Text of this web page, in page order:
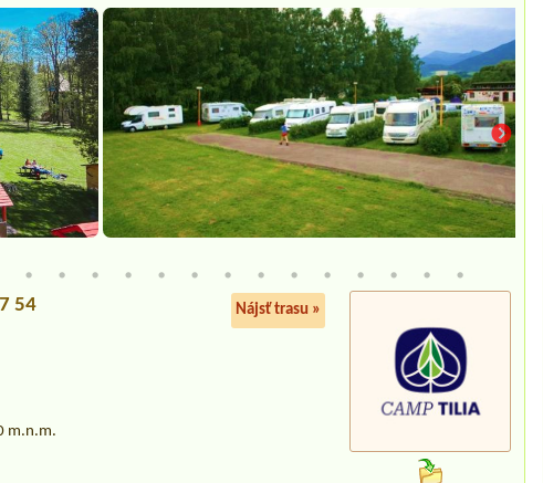
54 Nájsť trasu »
m.n.m.